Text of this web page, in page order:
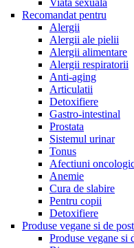
Viata sexuala
Recomandat pentru
Alergii
Alergii ale pielii
Alergii alimentare
Alergii respiratorii
Anti-aging
Articulatii
Detoxifiere
Gastro-intestinal
Prostata
Sistemul urinar
Tonus
Afectiuni
Anemie
Cura de slabire
Pentru copii
Detoxifiere
Produse vegane si de post
Produse vegane si